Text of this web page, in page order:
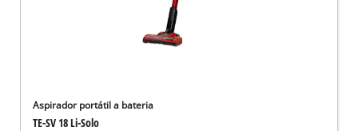
Aspirador portátil a bateria
TE-SV 18 Li-Solo